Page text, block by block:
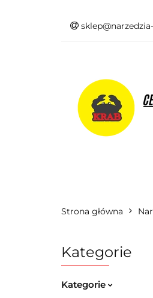
Strona główna
Kategorie
Kategorie